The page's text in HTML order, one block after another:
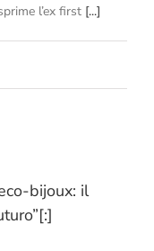
l’ex first [...]
bijoux: il